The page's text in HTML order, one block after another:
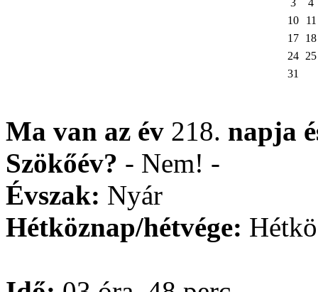
10
11
17 18
24 25
31
Ma van az év 218. napja
Szökőév? - Nem! -
Évszak: Nyár
Hétköznap/hétvége: